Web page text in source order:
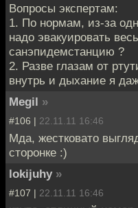
Вопросы экспертам:
1. По нормам, из-за
надо эвакуировать
санэпидемстанцию ?
2. Разве глазам от
внутрь и дыхание я
Megil »
#106 | 22.11.11 16:46
Мда, жестковато
сторонке :)
lokijuhy »
#107 | 22.11.11 16:46